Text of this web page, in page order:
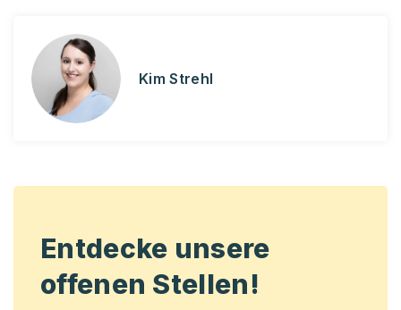
Kim Strehl
Entdecke unsere
offenen Stellen!